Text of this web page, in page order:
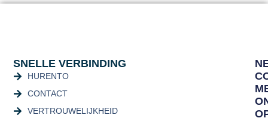
SNELLE VERBINDING
HURENTO
CONTACT
VERTROUWELIJKHEID